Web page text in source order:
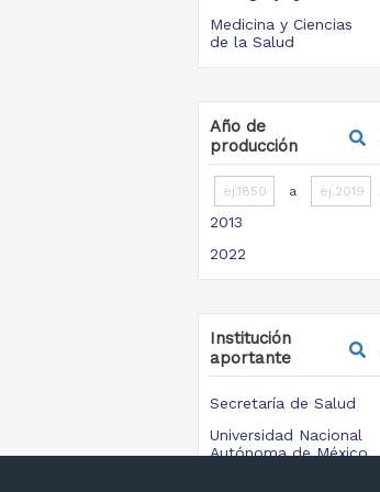
Medicina y Ciencias
de la Salud
Año de
producción
a
2013
2022
Institución
aportante
Secretaría de Salud
Universidad Nacional
Autónoma de México